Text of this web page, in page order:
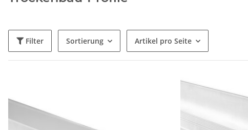
Filter Sortierung Artikel pro Seite